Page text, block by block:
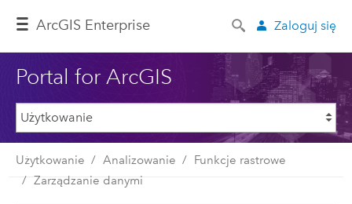
ArcGIS Enterprise Zaloguj się
Portal for ArcGIS
Użytkowanie Analizowanie
Funkcje rastrowe
Zarządzanie danymi